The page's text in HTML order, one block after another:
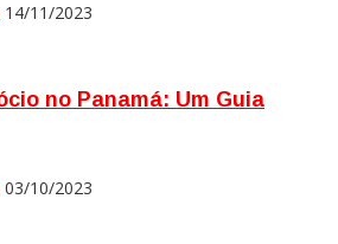
14/11/2023
no Panamá: Um Guia
03/10/2023